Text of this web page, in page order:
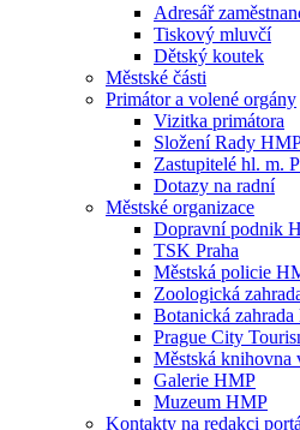
Adresář
Tiskový mluvčí
Dětský koutek
Městské části
Primátor a volené orgány
Vizitka primátora
Složení Rady
Zastupitelé hl. m.
Dotazy na radní
Městské organizace
Dopravní podnik
TSK Praha
Městská policie
Zoologická
Botanická
Prague City
Městská knihovna
Galerie HMP
Muzeum HMP
Kontakty na redakci